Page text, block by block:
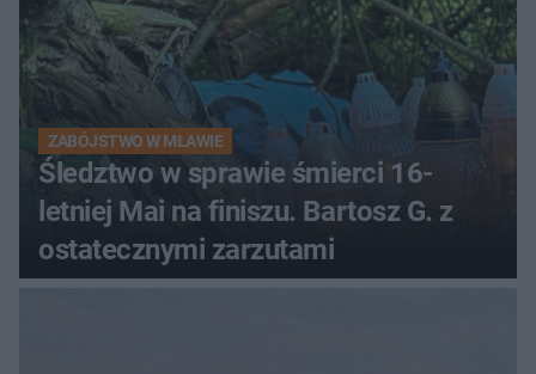
ZABÓJSTWO W MŁAWIE
Śledztwo w sprawie śmierci 16-
letniej Mai na finiszu. Bartosz G. z
ostatecznymi zarzutami